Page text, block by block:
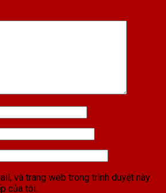
và trang web trong trình duyệt này
của tôi.